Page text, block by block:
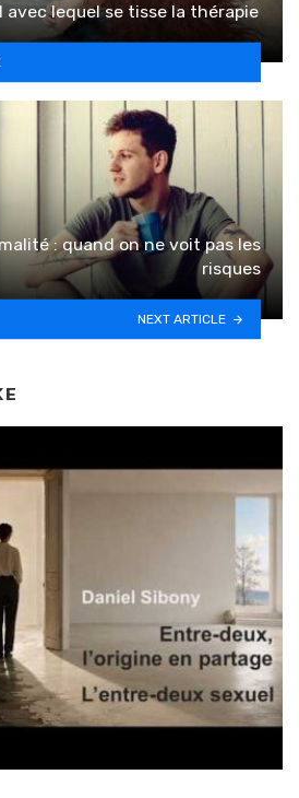
avec lequel se tisse la thérapie
: quand on ne voit pas les
risques
NEXT ARTICLE